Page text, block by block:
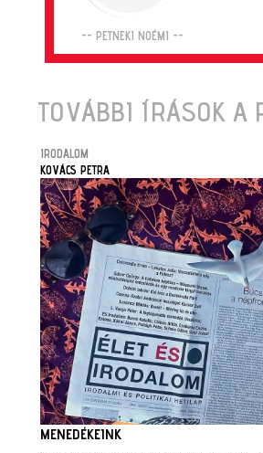
-- PETNEKI NOÉMI --
TOVÁBBI ÍRÁSOK A
IRODALOM
KOVÁCS PETRA
MENEDÉKEINK